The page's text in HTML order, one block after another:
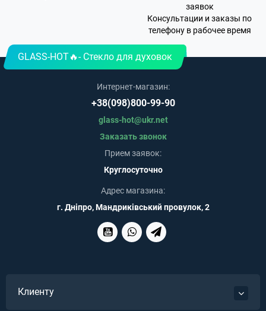
заявок
Консультации и заказы по
телефону в рабочее время
GLASS-HOT🔥- Стекло для духовок
Интернет-магазин:
+38(098)800-99-90
glass-hot@ukr.net
Заказать звонок
Прием заявок:
Круглосуточно
Адрес магазина:
г. Дніпро, Мандриківський провулок, 2
Клиенту